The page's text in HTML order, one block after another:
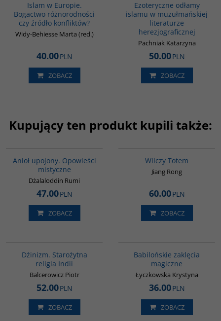
Islam w Europie.
Bogactwo różnorodności
czy źródło konfliktów?
Widy-Behiesse Marta (red.)
40.00PLN
ZOBACZ
Ezoteryczne odłamy
islamu w muzułmańskiej
literaturze
herezjograficznej
Pachniak Katarzyna
50.00PLN
ZOBACZ
Kupujący ten produkt kupili także:
Anioł upojony. Opowieści
mistyczne
Dżalaloddin Rumi
47.00PLN
ZOBACZ
Wilczy Totem
Jiang Rong
60.00PLN
ZOBACZ
Dżinizm. Starożytna
religia Indii
Balcerowicz Piotr
52.00PLN
ZOBACZ
Babilońskie zaklęcia
magiczne
Łyczkowska Krystyna
36.00PLN
ZOBACZ